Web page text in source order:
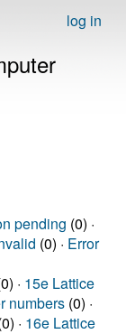
log in
pending (0) ·
(0) · Error
· 15e Lattice
numbers (0) ·
· 16e Lattice